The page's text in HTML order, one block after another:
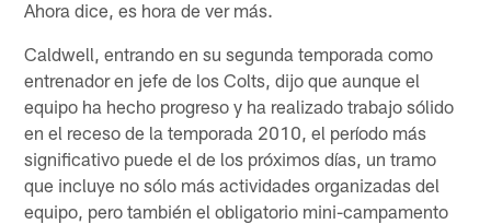
Ahora dice, es hora de ver más.
Caldwell, entrando en su segunda temporada como
entrenador en jefe de los Colts, dijo que aunque el
equipo ha hecho progreso y ha realizado trabajo sólido
en el receso de la temporada 2010, el período más
significativo puede el de los próximos días, un tramo
que incluye no sólo más actividades organizadas del
equipo, pero también el obligatorio mini-campamento